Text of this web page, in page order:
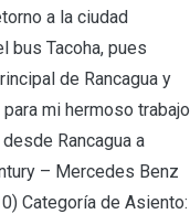
a la ciudad
bus Tacoha, pues
de Rancagua y
mi hermoso trabajo
Rancagua a
– Mercedes Benz
Categoría de Asiento: